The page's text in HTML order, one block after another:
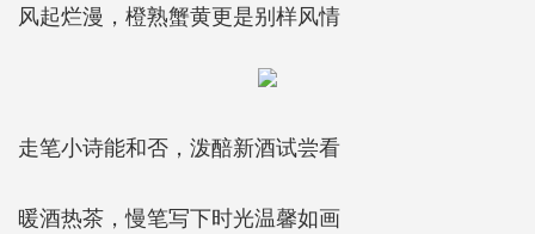
风起烂漫，橙熟蟹黄更是别样风情
走笔小诗能和否，泼醅新酒试尝看
暖酒热茶，慢笔写下时光温馨如画